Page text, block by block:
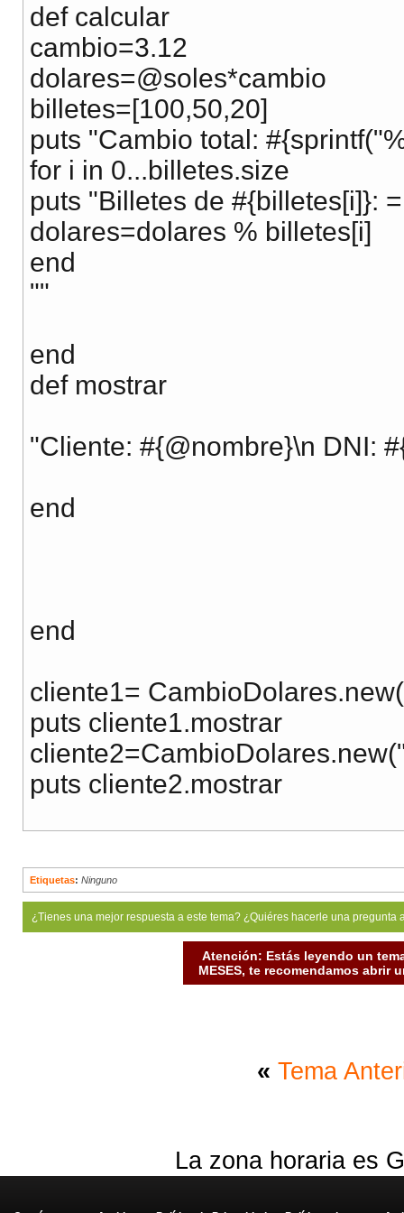
def calcular
cambio=3.12
dolares=@soles*cambio
billetes=[100,50,20]
puts "Cambio total:
for i in 0...billetes.size
puts "Billetes de #{billetes[i]}:
dolares=dolares % billetes[i]
end
""
end
def mostrar
"Cliente: #{@nombre}\n DNI:
end
end
cliente1=
puts cliente1.mostrar
puts cliente2.mostrar
Etiquetas: Ninguno
¿Tienes una mejor respuesta a este tema? ¿Quiéres hacerle una
Atención: Estás leyendo un
MESES, te recomendamos abrir
« Tema
La zona horaria es